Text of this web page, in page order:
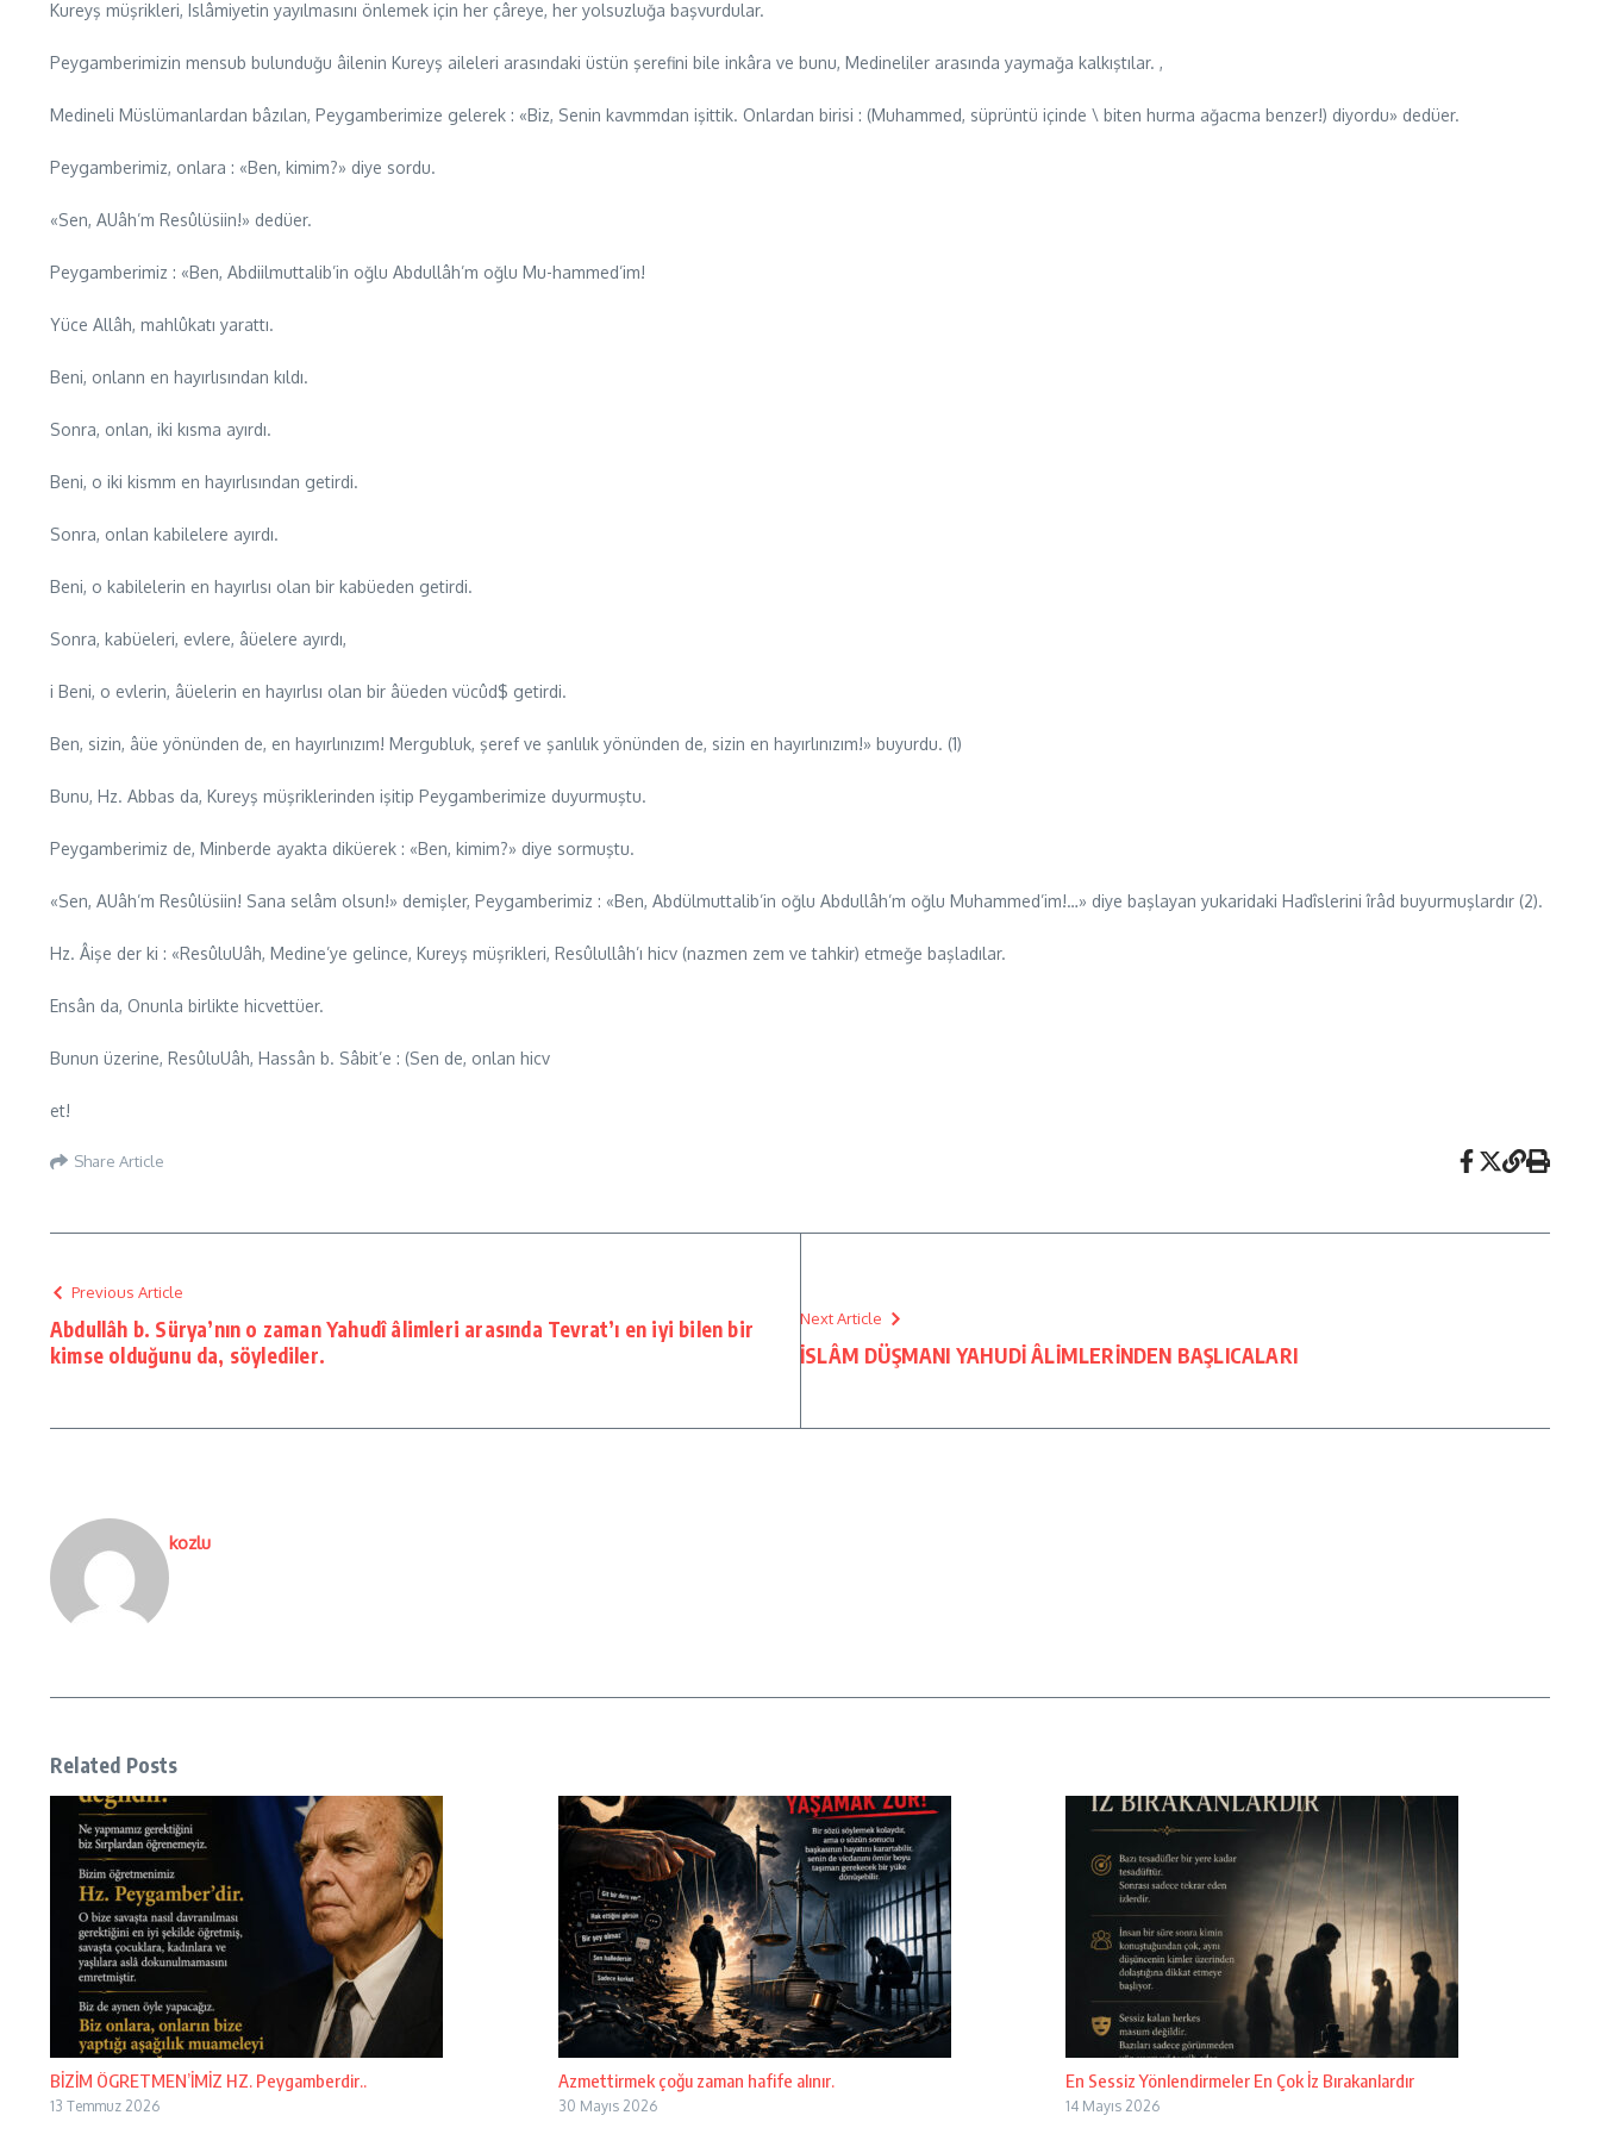
Kureyş müşrikleri, Islâmiyetin yayılmasını önlemek için her çâreye, her yolsuzluğa başvurdular.
Peygamberimizin mensub bulunduğu âilenin Kureyş aileleri arasındaki üstün şerefini bile inkâra ve bunu, Medineliler arasında yaymağa kalkıştılar. ,
Medineli Müslümanlardan bâzılan, Peygamberimize gelerek : «Biz, Senin kavmmdan işittik. Onlardan birisi : (Muhammed, süprüntü içinde \ biten hurma ağacma benzer!) diyordu» dedüer.
Peygamberimiz, onlara : «Ben, kimim?» diye sordu.
«Sen, AUâh’m Resûlüsiin!» dedüer.
Peygamberimiz : «Ben, Abdiilmuttalib’in oğlu Abdullâh’m oğlu Mu-hammed’im!
Yüce Allâh, mahlûkatı yarattı.
Beni, onlann en hayırlısından kıldı.
Sonra, onlan, iki kısma ayırdı.
Beni, o iki kismm en hayırlısından getirdi.
Sonra, onlan kabilelere ayırdı.
Beni, o kabilelerin en hayırlısı olan bir kabüeden getirdi.
Sonra, kabüeleri, evlere, âüelere ayırdı,
i Beni, o evlerin, âüelerin en hayırlısı olan bir âüeden vücûd$ getirdi.
Ben, sizin, âüe yönünden de, en hayırlınızım! Mergubluk, şeref ve şanlılık yönünden de, sizin en hayırlınızım!» buyurdu. (1)
Bunu, Hz. Abbas da, Kureyş müşriklerinden işitip Peygamberimize duyurmuştu.
Peygamberimiz de, Minberde ayakta diküerek : «Ben, kimim?» diye sormuştu.
«Sen, AUâh’m Resûlüsiin! Sana selâm olsun!» demişler, Peygamberimiz : «Ben, Abdülmuttalib’in oğlu Abdullâh’m oğlu Muhammed’im!…» diye başlayan yukaridaki Hadîslerini îrâd buyurmuşlardır (2).
Hz. Âişe der ki : «ResûluUâh, Medine’ye gelince, Kureyş müşrikleri, Resûlullâh’ı hicv (nazmen zem ve tahkir) etmeğe başladılar.
Ensân da, Onunla birlikte hicvettüer.
Bunun üzerine, ResûluUâh, Hassân b. Sâbit’e : (Sen de, onlan hicv
et!
Share Article
Previous Article
Abdullâh b. Sürya’nın o zaman Yahudî âlimleri arasında Tevrat’ı en iyi bilen bir
kimse olduğunu da, söylediler.
Next Article
İSLÂM DÜŞMANI YAHUDİ ÂLİMLERİNDEN BAŞLICALARI
kozlu
Related Posts
BİZİM ÖGRETMEN’İMİZ HZ. Peygamberdir..
13 Temmuz 2026
Azmettirmek çoğu zaman hafife alınır.
30 Mayıs 2026
En Sessiz Yönlendirmeler En Çok İz Bırakanlardır
14 Mayıs 2026